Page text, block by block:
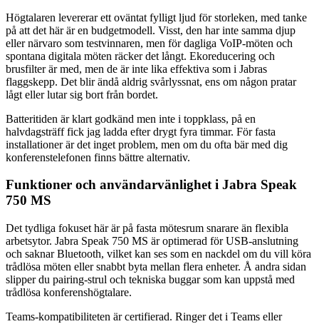
Högtalaren levererar ett oväntat fylligt ljud för storleken, med tanke
på att det här är en budgetmodell. Visst, den har inte samma djup
eller närvaro som testvinnaren, men för dagliga VoIP-möten och
spontana digitala möten räcker det långt. Ekoreducering och
brusfilter är med, men de är inte lika effektiva som i Jabras
flaggskepp. Det blir ändå aldrig svårlyssnat, ens om någon pratar
lågt eller lutar sig bort från bordet.
Batteritiden är klart godkänd men inte i toppklass, på en
halvdagsträff fick jag ladda efter drygt fyra timmar. För fasta
installationer är det inget problem, men om du ofta bär med dig
konferenstelefonen finns bättre alternativ.
Funktioner och användarvänlighet i Jabra Speak
750 MS
Det tydliga fokuset här är på fasta mötesrum snarare än flexibla
arbetsytor. Jabra Speak 750 MS är optimerad för USB-anslutning
och saknar Bluetooth, vilket kan ses som en nackdel om du vill köra
trådlösa möten eller snabbt byta mellan flera enheter. Å andra sidan
slipper du pairing-strul och tekniska buggar som kan uppstå med
trådlösa konferenshögtalare.
Teams-kompatibiliteten är certifierad. Ringer det i Teams eller